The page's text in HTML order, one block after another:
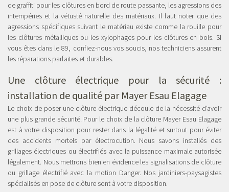
de graffiti pour les clôtures en bord de route passante, les agressions des
intempéries et la vétusté naturelle des matériaux. Il faut noter que des
agressions spécifiques suivant le matériau existe comme la rouille pour
les clôtures métalliques ou les xylophages pour les clôtures en bois. Si
vous êtes dans le 89, confiez-nous vos soucis, nos techniciens assurent
les réparations parfaites et durables.
Une clôture électrique pour la sécurité :
installation de qualité par Mayer Esau Elagage
Le choix de poser une clôture électrique découle de la nécessité d’avoir
une plus grande sécurité. Pour le choix de la clôture Mayer Esau Elagage
est à votre disposition pour rester dans la légalité et surtout pour éviter
des accidents mortels par électrocution. Nous savons installés des
grillages électriques ou électrifiés avec la puissance maximale autorisée
légalement. Nous mettrons bien en évidence les signalisations de clôture
ou grillage électrifié avec la motion Danger. Nos jardiniers-paysagistes
spécialisés en pose de clôture sont à votre disposition.